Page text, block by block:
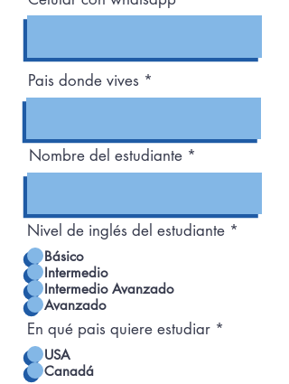
Pais donde vives
Nombre del estudiante
Nivel de inglés del estudiante *
Básico
Intermedio
Intermedio Avanzado
Avanzado
En qué pais quiere estudiar *
USA
Canadá